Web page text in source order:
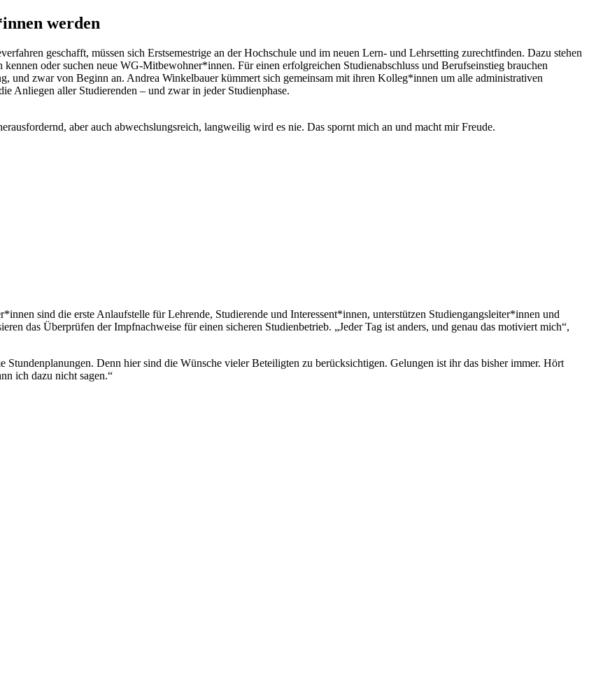
werden
geschafft, müssen sich Erstsemestrige an der Hochschule und im neuen Lern- und Lehrsetting zurechtfinden. Dazu stehen
oder suchen neue WG-Mitbewohner*innen. Für einen erfolgreichen Studienabschluss und Berufseinstieg brauchen
und zwar von Beginn an. Andrea Winkelbauer kümmert sich gemeinsam mit ihren Kolleg*innen um alle administrativen
Anliegen aller Studierenden – und zwar in jeder Studienphase.
aber auch abwechslungsreich, langweilig wird es nie. Das spornt mich an und macht mir Freude.
sind die erste Anlaufstelle für Lehrende, Studierende und Interessent*innen, unterstützen Studiengangsleiter*innen und
das Überprüfen der Impfnachweise für einen sicheren Studienbetrieb. „Jeder Tag ist anders, und genau das motiviert mich“,
Denn hier sind die Wünsche vieler Beteiligten zu berücksichtigen. Gelungen ist ihr das bisher immer. Hört
ich dazu nicht sagen.“